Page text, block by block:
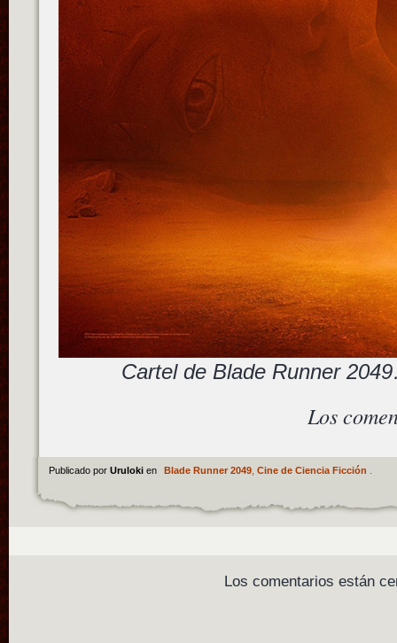
Cartel de Blade Runner
Los
Publicado por Uruloki en Blade Runner 2049, Cine de Ciencia Ficción
Los comentarios están